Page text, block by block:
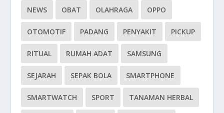
NEWS OBAT OLAHRAGA OPPO
OTOMOTIF PADANG PENYAKIT PICKUP
RITUAL RUMAH ADAT SAMSUNG
SEJARAH SEPAK BOLA SMARTPHONE
SMARTWATCH SPORT TANAMAN HERBAL